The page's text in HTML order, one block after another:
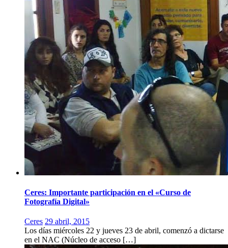
Ceres: Importante participación en el «Curso de
Fotografía Digital»
Ceres 29 abril, 2015
Los días miércoles 22 y jueves 23 de abril, comenzó a dictarse
en el NAC (Núcleo de acceso […]